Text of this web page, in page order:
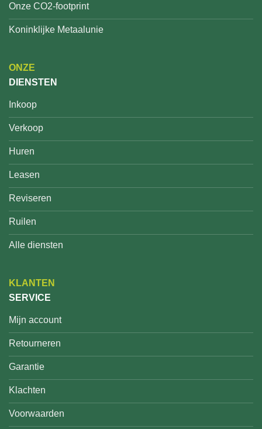
Onze CO2-footprint
Koninklijke Metaalunie
ONZE
DIENSTEN
Inkoop
Verkoop
Huren
Leasen
Reviseren
Ruilen
Alle diensten
KLANTEN
SERVICE
Mijn account
Retourneren
Garantie
Klachten
Voorwaarden